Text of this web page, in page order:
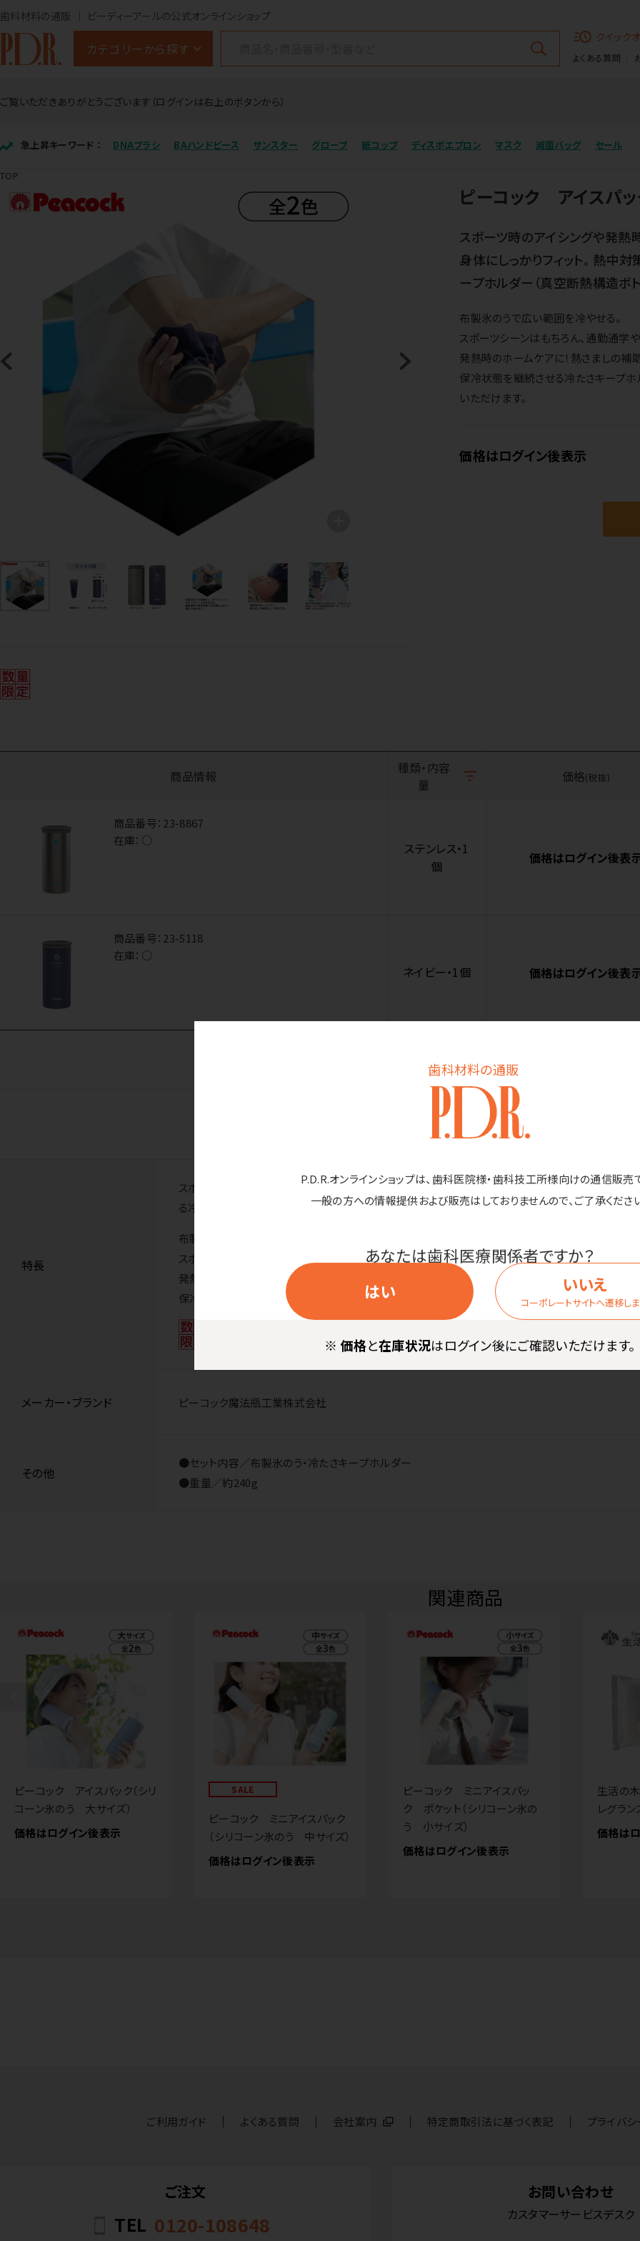
歯科材料の通販
P.D.R.オンラインショップは、歯科医院様・歯科技工所様向けの通信販売
一般の方への情報提供および販売はしておりませんので、ご了承くださ
あなたは歯科医療関係者ですか？
はい
いいえ
コーポレートサイトへ遷移し
※ 価格と在庫状況はログイン後にご確認いただけます。
歯科材料の通販 ピーディーアールの公式オンラインショップ
カテゴリーから探す
クイック
よくある質問
ご覧いただきありがとうございます（ログインは右上のボタンから）
急上昇キーワード ： DNAブラシ BAハンドピース サンスター グローブ 紙コップ ディスポエプロン マスク 滅菌バッグ セール
TOP
ピーコック アイスパッ
スポーツ時のアイシングや発熱
身体にしっかりフィット。 熱中
ープホルダー（真空断熱構造ボト
布製氷のうで広い範囲を冷やせる。
スポーツシーンはもちろん、通勤通学
発熱時のホームケアに！熱さましの補
保冷状態を継続させる冷たさキープ
いただけます。
価格はログイン後表示
商品情報
種類・内容
量
価格(税抜)
商品番号： 23-8867
在庫： ○
ステンレス・1
個
価格はログイン後表
商品番号： 23-5118
在庫： ○
ネイビー・1個 価格はログイン後表
商品詳細
特長
スポーツ時のアイシングや発熱時に。大きな面で冷やす布氷のうタイプ。布製氷のうが身体にしっか
る冷たさキープホルダー（真空断熱構造ボトル）付き。
布製氷のうで広い範囲を冷やせる。
スポーツシーンはもちろん、通勤通学や日常の熱中症対策などにも幅広く使えます。
発熱時のホームケアに！熱さましの補助として便利です。
保冷状態を継続させる冷たさキープホルダーは、500mLロング缶用の保冷缶ホルダーとしてもお使い
メーカー・ブランド ピーコック魔法瓶工業株式会社
その他
●セット内容／布製氷のう・冷たさキープホルダー
●重量／約240g
関連商品
ピーコック アイスパック（シリ
コーン氷のう 大サイズ）
価格はログイン後表示
SALE
ピーコック ミニアイスパック
（シリコーン氷のう 中サイズ）
価格はログイン後表示
ピーコック ミニアイスパッ
ク ポケット（シリコーン氷の
う 小サイズ）
価格はログイン後表示
生活の
レグラ
価格は
ご利用ガイド よくある質問 会社案内 特定商取引法に基づく表記 プライバ
ご注文
TEL 0120-108648
お問い合わせ
カスタマーサービスデスク